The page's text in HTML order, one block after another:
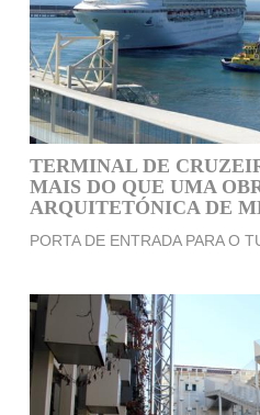
TERMINAL DE
MAIS DO QUE UMA
ARQUITETÓNICA DE
PORTA DE ENTRADA PARA O